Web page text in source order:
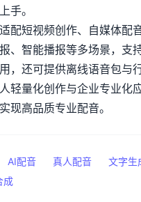
手。
配短视频创作、自媒体配
、智能播报等多场景，支
，还可提供离线语音包与
轻量化创作与企业专业化
现高品质专业配音。
AI配音 真人配音
文字生
成